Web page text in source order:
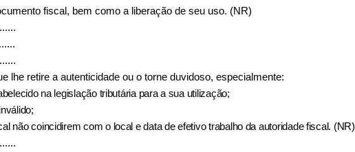
fiscal, bem como a liberação de seu uso. (NR)
lhe retire a autenticidade ou o torne duvidoso, especialmente:
na legislação tributária para a sua utilização;
não coincidirem com o local e data de efetivo trabalho da autoridade fiscal. (NR)